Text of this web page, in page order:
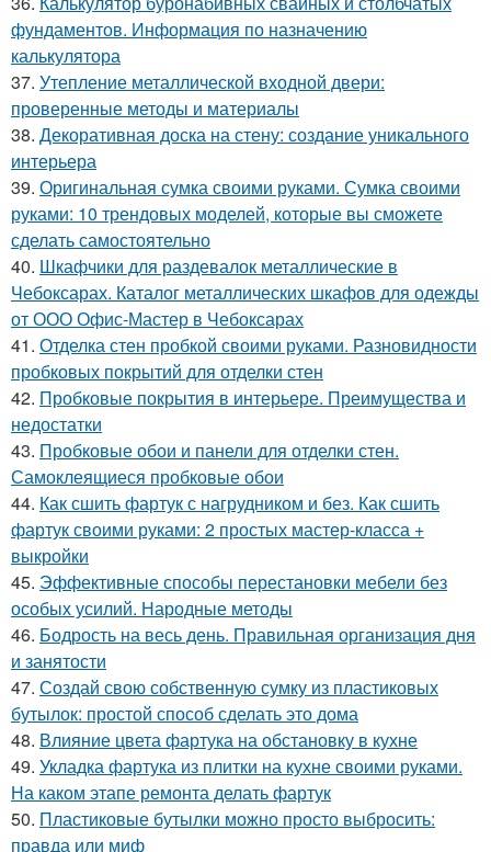
фундаментов. Информация по назначению
калькулятора
37. Утепление металлической входной двери:
проверенные методы и материалы
38. Декоративная доска на стену: создание уникального
интерьера
39. Оригинальная сумка своими руками. Сумка своими
руками: 10 трендовых моделей, которые вы сможете
сделать самостоятельно
40. Шкафчики для раздевалок металлические в
Чебоксарах. Каталог металлических шкафов для одежды
от ООО Офис-Мастер в Чебоксарах
41. Отделка стен пробкой своими руками. Разновидности
пробковых покрытий для отделки стен
42. Пробковые покрытия в интерьере. Преимущества и
недостатки
43. Пробковые обои и панели для отделки стен.
Самоклеящиеся пробковые обои
44. Как сшить фартук с нагрудником и без. Как сшить
фартук своими руками: 2 простых мастер-класса +
выкройки
45. Эффективные способы перестановки мебели без
особых усилий. Народные методы
46. Бодрость на весь день. Правильная организация дня
и занятости
47. Создай свою собственную сумку из пластиковых
бутылок: простой способ сделать это дома
48. Влияние цвета фартука на обстановку в кухне
49. Укладка фартука из плитки на кухне своими руками.
На каком этапе ремонта делать фартук
50. Пластиковые бутылки можно просто выбросить:
правда или миф